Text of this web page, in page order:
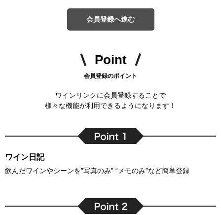
会員登録へ進む
Point
会員登録のポイント
ワインリンクに会員登録することで
様々な機能が利用できるようになります！
ワイン日記
飲んだワインやシーンを”写真のみ” “メモのみ”など簡単登録